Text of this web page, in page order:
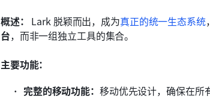
概述： Lark 脱颖而出，成为真正的统一生态系统
台，而非一组独立工具的集合。
主要功能：
完整的移动功能： 移动优先设计，确保在所